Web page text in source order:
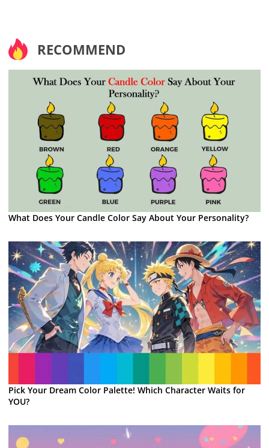
RECOMMEND
What Does Your Candle Color Say About Your Personality?
Pick Your Dream Color Palette! Which Character Waits for
YOU?